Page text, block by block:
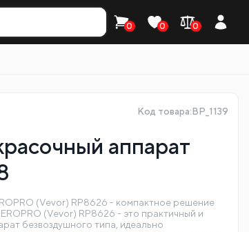
0 0 0
Код товара:BP_1139
аппарат
(Vevor) RP8626 - компактное решение
(Vevor) RP8626 - это практичный и
безвоздушного типа, идеально